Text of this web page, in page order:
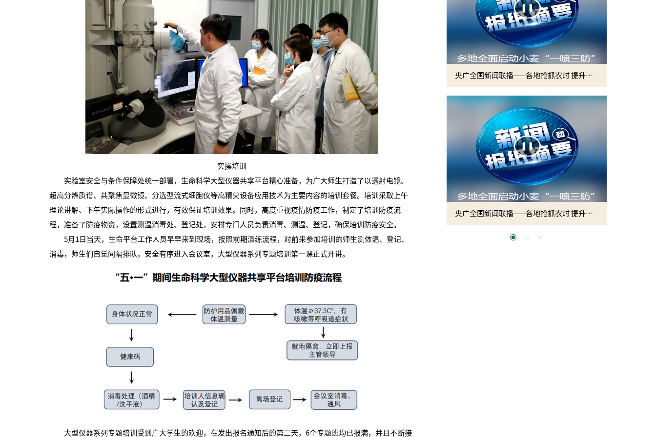
实操培训
实验室安全与条件保障处统一部署，生命科学大型仪器共享平台精心准备，为广大师生打造了以透射电镜、
超高分辨质谱、共聚焦显微镜、分选型流式细胞仪等高精尖设备应用技术为主要内容的培训套餐。培训采取上午
理论讲解、下午实际操作的形式进行，有效保证培训效果。同时，高度重视疫情防疫工作，制定了培训防疫流
程，准备了防疫物资，设置测温消毒处、登记处，安排专门人员负责消毒、测温、登记，确保培训防疫安全。
5月1日当天，生命平台工作人员早早来到现场，按照前期演练流程，对前来参加培训的师生测体温、登记、
消毒，师生们自觉间隔排队，安全有序进入会议室，大型仪器系列专题培训第一课正式开讲。
大型仪器系列专题培训受到广大学生的欢迎，在发出报名通知后的第二天，6个专题班均已报满，并且不断接
2026年田径运动会暨第八届教学文化节开幕
央广全国新闻联播——各地抢抓农时 提升春管效率 夯实夏粮增收基础 (2)
央广全国新闻联播——各地抢抓农时 提升春管效率 夯实夏粮增收基础 (1)